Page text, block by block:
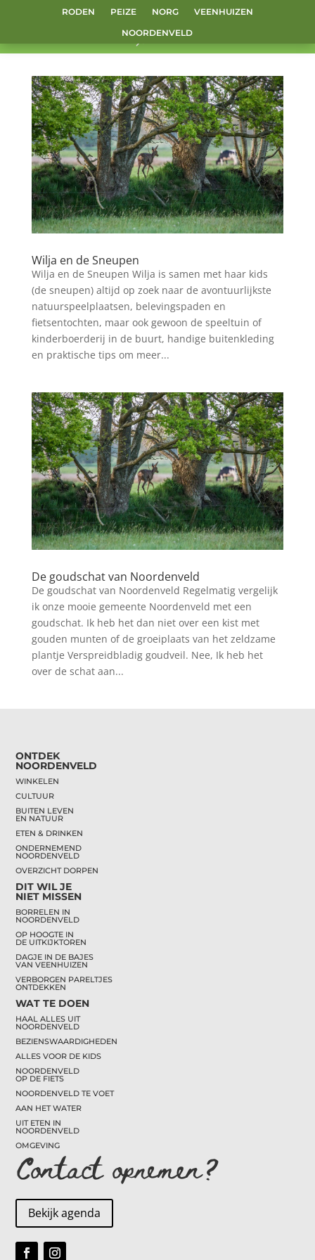
RODEN PEIZE NORG
VEENHUIZEN
NOORDENVELD
Wilja en de Sneupen
Wilja en de Sneupen Wilja is samen met haar kids
(de sneupen) altijd op zoek naar de avontuurlijkste
natuurspeelplaatsen, belevingspaden en
fietsentochten, maar ook gewoon de speeltuin of
kinderboerderij in de buurt, handige buitenkleding
en praktische tips om meer...
De goudschat van Noordenveld
De goudschat van Noordenveld Regelmatig vergelijk
ik onze mooie gemeente Noordenveld met een
goudschat. Ik heb het dan niet over een kist met
gouden munten of de groeiplaats van het zeldzame
plantje Verspreidbladig goudveil. Nee, Ik heb het
over de schat aan...
ONTDEK
NOORDENVELD
WINKELEN
CULTUUR
BUITEN LEVEN
EN NATUUR
ETEN & DRINKEN
ONDERNEMEND
NOORDENVELD
OVERZICHT DORPEN
DIT WIL JE
NIET MISSEN
BORRELEN IN
NOORDENVELD
OP HOOGTE IN
DE UITKIJKTOREN
DAGJE IN DE BAJES
VAN VEENHUIZEN
VERBORGEN PARELTJES
ONTDEKKEN
WAT TE DOEN
HAAL ALLES UIT
NOORDENVELD
BEZIENSWAARDIGHEDEN
ALLES VOOR DE KIDS
NOORDENVELD
OP DE FIETS
NOORDENVELD TE VOET
AAN HET WATER
UIT ETEN IN
NOORDENVELD
OMGEVING
Contact opnemen?
Bekijk agenda